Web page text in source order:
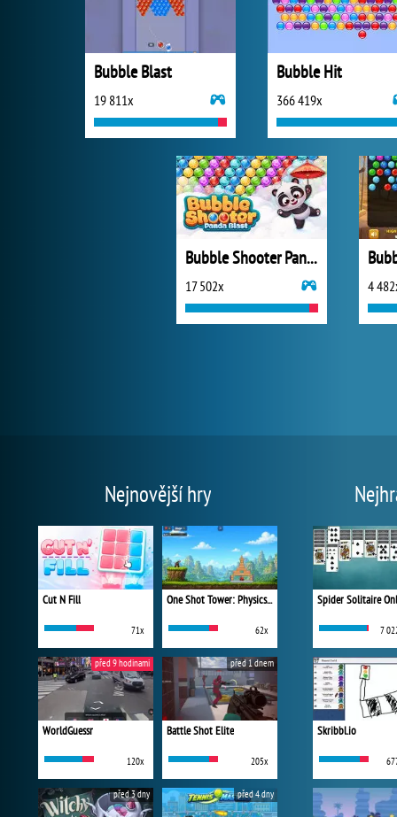
Bubble Blast
19 811x
Bubble Hit
366 419x
Bubble Shooter Panda Blast
17 502x 4
Nejnovější hry
Cut N Fill
71x
One Shot Tower: Physics Destroyer
62x
WorldGuessr
120x
před 9 hodinami
Battle Shot Elite
205x
před 1 dnem
před 3 dny před 4 dny
Spider Solitaire
7
Skribbl.io